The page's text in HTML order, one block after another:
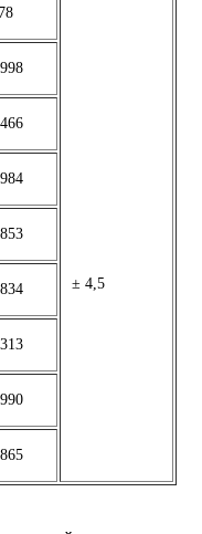
± 4,5